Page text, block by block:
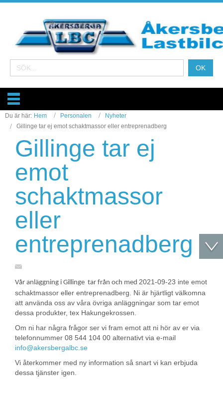
Du är här: Hem Personalen
Nyheter
Gillinge tar ej emot schaktmassor eller entreprenadberg
Gillinge tar ej
emot
schaktmassor
eller
entreprenadberg
Vår anläggning i Gillinge tar från och med 2021-09-23 inte emot
schaktmassor eller entreprenadberg. Ni är hjärtligt välkomna
att använda oss av våra övriga anläggningar som tar emot
dessa produkter, tex Hakungekrossen.
Om ni har några frågor ser vi fram emot att ni hör av er via
telefonnummer 08 544 104 00 alternativt via e-mail
info@akersbergalbc.se
Vi återkommer med ny information så snart vi kan erbjuda
dessa tjänster igen.